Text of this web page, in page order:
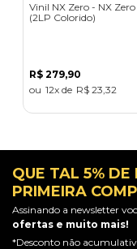
Vinil NX Zero - NX
(2LP Colorido)
R$ 279,90
12
R$ 23 32
QUE TAL 5%
PRIMEIRA
Assinando a newsletter
ofertas e muito mais!
*Desconto não